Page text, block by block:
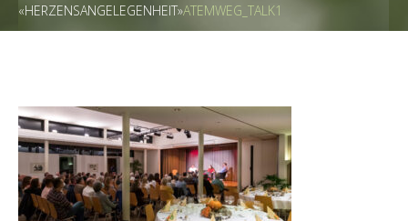
«HERZENSANGELEGENHEIT»ATEMWEG_TALK1